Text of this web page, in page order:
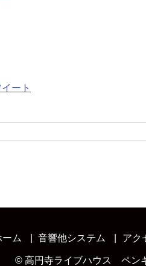
ート
ーム 音響他システム アク
© 高円寺ライブハウス ペン